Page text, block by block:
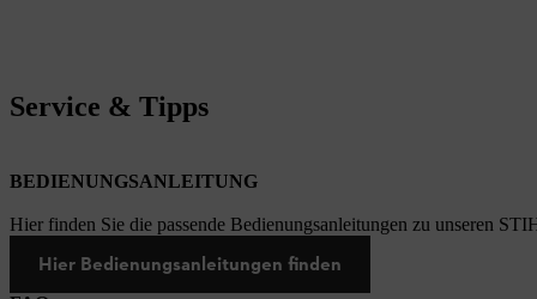
Service & Tipps
BEDIENUNGSANLEITUNG
Hier finden Sie die passende Bedienungsanleitungen zu unseren
Hier Bedienungsanleitungen finden